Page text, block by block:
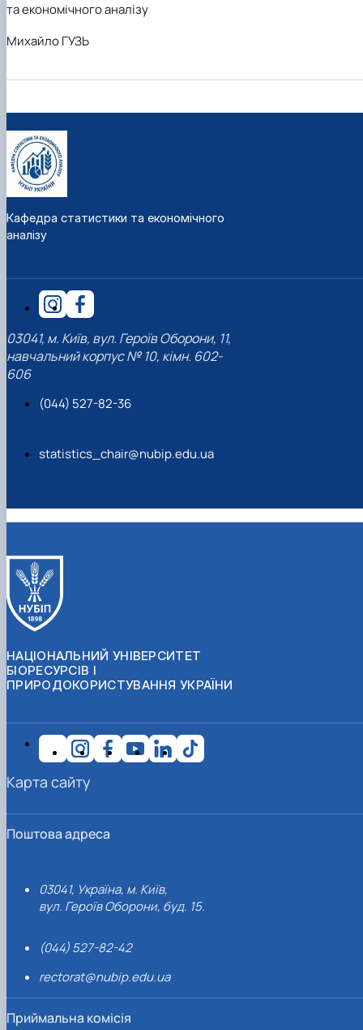
та економічного аналізу
Михайло ГУЗЬ
Кафедра статистики та економічного
аналізу
03041, м. Київ, вул. Героїв Оборони, 11,
навчальний корпус № 10, кімн. 602-
606
(044) 527-82-36
statistics_chair@nubip.edu.ua
НАЦІОНАЛЬНИЙ УНІВЕРСИТЕТ
БІОРЕСУРСІВ І
ПРИРОДОКОРИСТУВАННЯ УКРАЇНИ
Поштова адреса
03041, Україна, м. Київ,
вул. Героїв Оборони, буд. 15.
(044) 527-82-42
rectorat@nubip.edu.ua
Приймальна комісія
Карта сайту